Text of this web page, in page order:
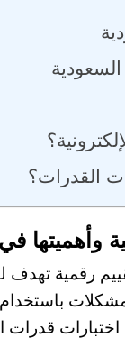
وأهميتها في
رقمية
اختبارات قدرات